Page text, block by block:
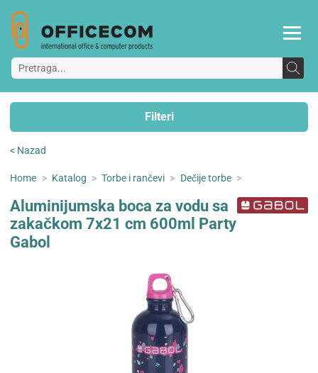
Filteri
< Nazad
Home > Katalog > Torbe i rančevi > Dečije torbe >
Aluminijumska boca za vodu sa
zakačkom 7x21 cm 600ml Party
Gabol